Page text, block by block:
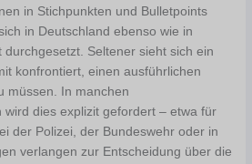
in Stichpunkten und Bulletpoints
in Deutschland ebenso wie in
Seltener sieht sich ein
konfrontiert, einen ausführlichen
müssen. In manchen
wird dies explizit gefordert – etwa für
der Polizei, der Bundeswehr oder in
verlangen zur Entscheidung über die